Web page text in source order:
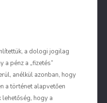
a dologi jogilag
pénz a „fizetés”
anélkül azonban, hogy
a történet alapvetően
hogy a